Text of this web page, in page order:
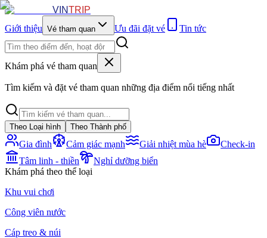
VINTRIP
Giới thiệu Vé tham quan Ưu đãi đặt vé Tin tức
Khám phá vé tham quan
Tìm kiếm và đặt vé tham quan những địa điểm nổi tiếng nhất
Theo Loại hình Theo Thành phố
Gia đình Cảm giác mạnh Giải nhiệt mùa hè
Check-in
Tâm linh - thiền
Nghỉ dưỡng biển
Khám phá theo thể loại
Khu vui chơi
Công viên nước
Cáp treo & núi